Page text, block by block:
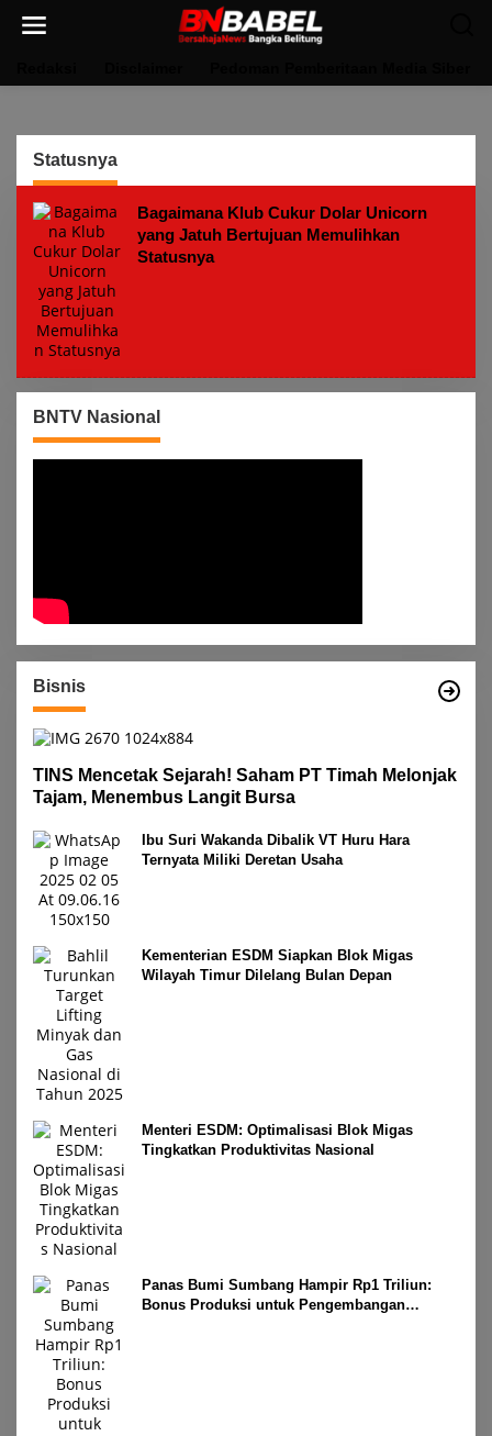
Statusnya
Bagaimana Klub Cukur Dolar Unicorn
yang Jatuh Bertujuan Memulihkan
Statusnya
BNTV Nasional
Bisnis
TINS Mencetak Sejarah! Saham PT Timah Melonjak
Tajam, Menembus Langit Bursa
Ibu Suri Wakanda Dibalik VT Huru Hara
Ternyata Miliki Deretan Usaha
Kementerian ESDM Siapkan Blok Migas
Wilayah Timur Dilelang Bulan Depan
Menteri ESDM: Optimalisasi Blok Migas
Tingkatkan Produktivitas Nasional
Panas Bumi Sumbang Hampir Rp1 Triliun:
Bonus Produksi untuk Pengembangan